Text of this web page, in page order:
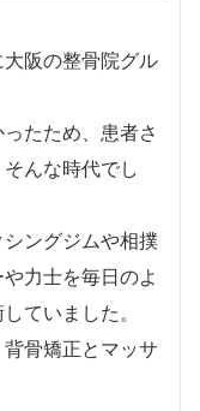
阪の整骨院グル
たため、患者さ
んな時代でし
ングジムや相撲
力士を毎日のよ
ていました。
骨矯正とマッサ